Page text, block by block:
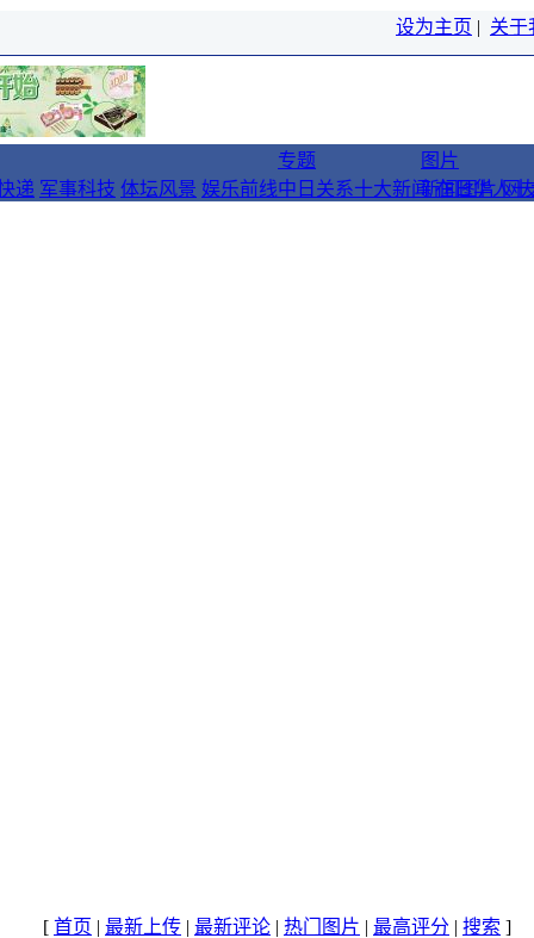
设为主页 | 关于
递 军事科技 体坛风景 娱乐前线
专题
中日关系十大新闻 在日华人
图片
新闻图片 网
[ 首页 | 最新上传 | 最新评论 | 热门图片 | 最高评分 | 搜索 ]